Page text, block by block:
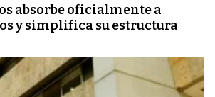
absorbe oficialmente a
y simplifica su estructura